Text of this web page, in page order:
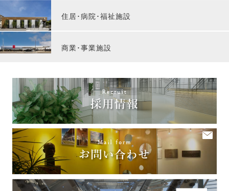
住居･病院･福祉施設
商業･事業施設